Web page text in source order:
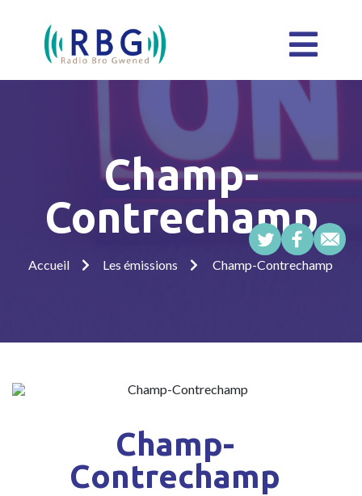
Champ-
Contrechamp
Accueil Les émissions Champ-Contrechamp
Champ-
Contrechamp